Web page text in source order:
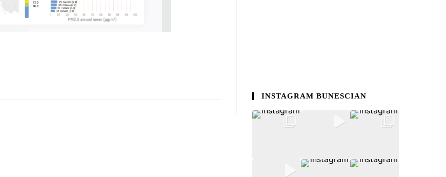
INSTAGRAM BUNESCIAN